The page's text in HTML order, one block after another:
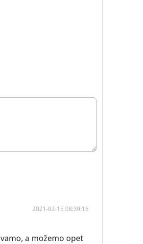
2021-02-15 08:39:16
a možemo opet